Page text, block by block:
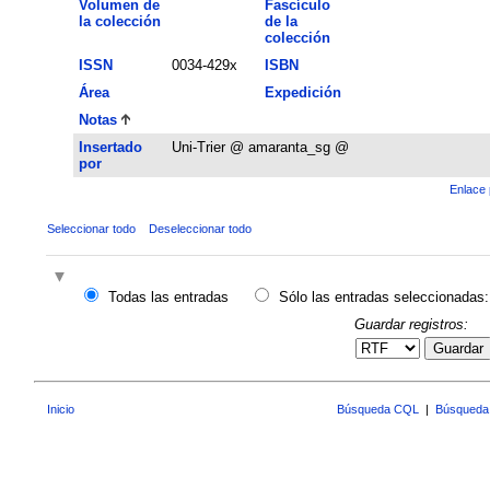
Volumen de
la colección
Fascículo
de la
colección
ISSN
0034-429x
ISBN
Área
Expedición
Notas
Insertado
por
Uni-Trier @ amaranta_sg @
Enlace
Seleccionar todo Deseleccionar todo
Todas las entradas
Sólo las entradas seleccionadas:
Guardar registros:
Guardar
Inicio Búsqueda CQL